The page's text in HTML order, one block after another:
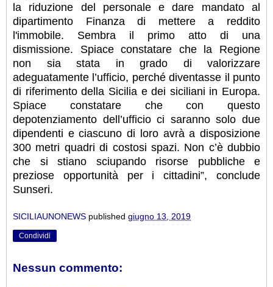
la riduzione del personale e dare mandato al
dipartimento Finanza di mettere a reddito
l'immobile. Sembra il primo atto di una
dismissione. Spiace constatare che la Regione
non sia stata in grado di valorizzare
adeguatamente l’ufficio, perché diventasse il punto
di riferimento della Sicilia e dei siciliani in Europa.
Spiace constatare che con questo
depotenziamento dell’ufficio ci saranno solo due
dipendenti e ciascuno di loro avrà a disposizione
300 metri quadri di costosi spazi. Non c’è dubbio
che si stiano sciupando risorse pubbliche e
preziose opportunità per i cittadini”, conclude
Sunseri.
SICILIAUNONEWS published giugno 13, 2019
Condividi
Nessun commento: